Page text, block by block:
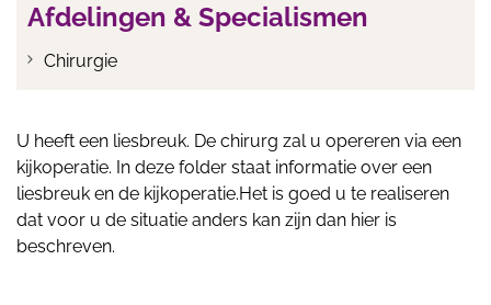
Afdelingen & Specialismen
Chirurgie
U heeft een liesbreuk. De chirurg zal u opereren via een
kijkoperatie. In deze folder staat informatie over een
liesbreuk en de kijkoperatie.Het is goed u te realiseren
dat voor u de situatie anders kan zijn dan hier is
beschreven.